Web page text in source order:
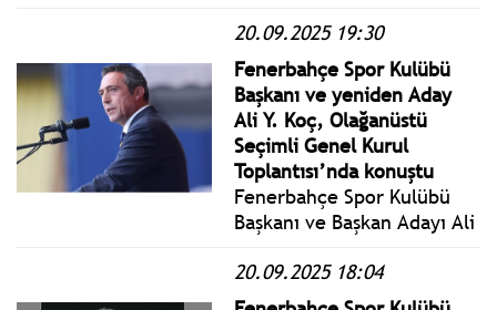
kullanıldı. CHP Genel
Başkanı Özgür Özel, 835
geçerli oyun tamamını
alarak yeniden Genel
Başkan seçildi.
20.09.2025 19:30
Fenerbahçe Spor Kulübü
Başkanı ve yeniden Aday
Ali Y. Koç, Olağanüstü
Seçimli Genel Kurul
Toplantısı’nda konuştu
Fenerbahçe Spor Kulübü
Başkanı ve Başkan Adayı Ali
Kulübü Olağanüstü Seçimli
Genel Kurul Toplantısı’nın
20.09.2025 18:04